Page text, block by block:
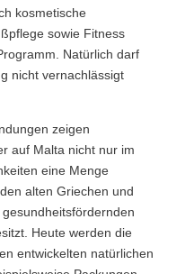
kosmetische
sowie Fitness
Natürlich darf
nicht vernachlässigt
zeigen
auf Malta nicht nur im
eine Menge
alten Griechen und
Heute werden die
entwickelten natürlichen